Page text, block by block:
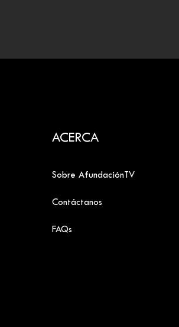
ACERCA
Sobre AfundaciónTV
Contáctanos
FAQs